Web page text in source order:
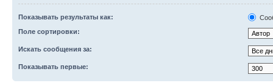
Показывать результаты как:
Поле сортировки:
Искать сообщения за:
Показывать первые: